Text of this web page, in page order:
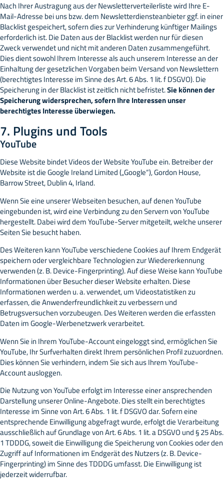
Nach Ihrer Austragung aus der Newsletterverteilerliste wird Ihre E-
Mail-Adresse bei uns bzw. dem Newsletterdiensteanbieter ggf. in einer
Blacklist gespeichert, sofern dies zur Verhinderung künftiger Mailings
erforderlich ist. Die Daten aus der Blacklist werden nur für diesen
Zweck verwendet und nicht mit anderen Daten zusammengeführt.
Dies dient sowohl Ihrem Interesse als auch unserem Interesse an der
Einhaltung der gesetzlichen Vorgaben beim Versand von Newslettern
(berechtigtes Interesse im Sinne des Art. 6 Abs. 1 lit. f DSGVO). Die
Speicherung in der Blacklist ist zeitlich nicht befristet.Sie können der
Speicherung widersprechen, sofern Ihre Interessen unser
berechtigtes Interesse überwiegen.
7. Plugins und Tools
YouTube
Diese Website bindet Videos der Website YouTube ein. Betreiber der
Website ist die Google Ireland Limited („Google“), Gordon House,
Barrow Street, Dublin 4, Irland.
Wenn Sie eine unserer Webseiten besuchen, auf denen YouTube
eingebunden ist, wird eine Verbindung zu den Servern von YouTube
hergestellt. Dabei wird dem YouTube-Server mitgeteilt, welche unserer
Seiten Sie besucht haben.
Des Weiteren kann YouTube verschiedene Cookies auf Ihrem Endgerät
speichern oder vergleichbare Technologien zur Wiedererkennung
verwenden (z. B. Device-Fingerprinting). Auf diese Weise kann YouTube
Informationen über Besucher dieser Website erhalten. Diese
Informationen werden u. a. verwendet, um Videostatistiken zu
erfassen, die Anwenderfreundlichkeit zu verbessern und
Betrugsversuchen vorzubeugen. Des Weiteren werden die erfassten
Daten im Google-Werbenetzwerk verarbeitet.
Wenn Sie in Ihrem YouTube-Account eingeloggt sind, ermöglichen Sie
YouTube, Ihr Surfverhalten direkt Ihrem persönlichen Profil zuzuordnen.
Dies können Sie verhindern, indem Sie sich aus Ihrem YouTube-
Account ausloggen.
Die Nutzung von YouTube erfolgt im Interesse einer ansprechenden
Darstellung unserer Online-Angebote. Dies stellt ein berechtigtes
Interesse im Sinne von Art. 6 Abs. 1 lit. f DSGVO dar. Sofern eine
entsprechende Einwilligung abgefragt wurde, erfolgt die Verarbeitung
ausschließlich auf Grundlage von Art. 6 Abs. 1 lit. a DSGVO und § 25 Abs.
1 TDDDG, soweit die Einwilligung die Speicherung von Cookies oder den
Zugriff auf Informationen im Endgerät des Nutzers (z. B. Device-
Fingerprinting) im Sinne des TDDDG umfasst. Die Einwilligung ist
jederzeit widerrufbar.